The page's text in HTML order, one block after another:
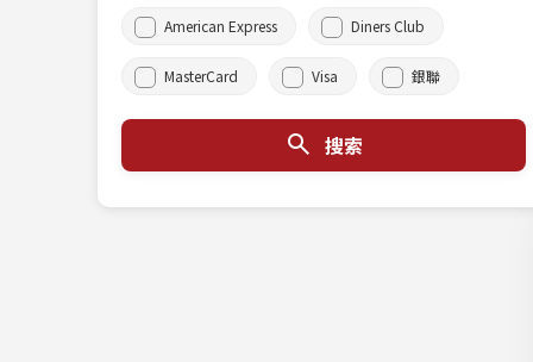
American Express Diners Club
MasterCard Visa 銀聯
搜索